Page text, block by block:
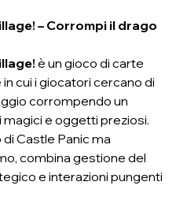
– Corrompi il drago
è un gioco di carte
cui i giocatori cercano di
corrompendo un
e oggetti preziosi.
Castle Panic ma
combina gestione del
e interazioni pungenti